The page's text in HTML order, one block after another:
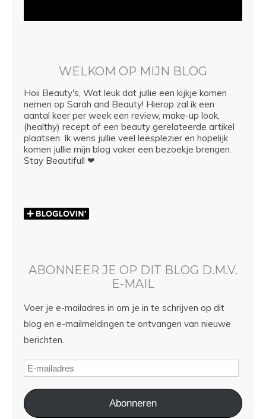
WELKOM OP MIJN BLOG
Hoii Beauty's, Wat leuk dat jullie een kijkje komen
nemen op Sarah and Beauty! Hierop zal ik een
aantal keer per week een review, make-up look,
(healthy) recept of een beauty gerelateerde artikel
plaatsen. Ik wens jullie veel leesplezier en hopelijk
komen jullie mijn blog vaker een bezoekje brengen.
Stay Beautifull ❤
ABONNEER JE OP DIT BLOG D.M.V.
E-MAIL
Voer je e-mailadres in om je in te schrijven op dit
blog en e-mailmeldingen te ontvangen van nieuwe
berichten.
Abonneren